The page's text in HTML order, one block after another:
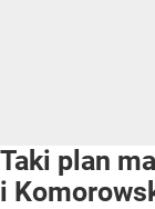
Taki plan
i